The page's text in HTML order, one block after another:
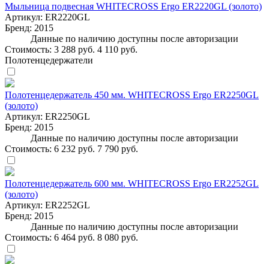
Мыльница подвесная WHITECROSS Ergo ER2220GL (золото)
Артикул: ER2220GL
Бренд: 2015
Данные по наличию доступны после авторизации
Стоимость: 3 288 руб. 4 110 руб.
Полотенцедержатели
Полотенцедержатель 450 мм. WHITECROSS Ergo ER2250GL
(золото)
Артикул: ER2250GL
Бренд: 2015
Данные по наличию доступны после авторизации
Стоимость: 6 232 руб. 7 790 руб.
Полотенцедержатель 600 мм. WHITECROSS Ergo ER2252GL
(золото)
Артикул: ER2252GL
Бренд: 2015
Данные по наличию доступны после авторизации
Стоимость: 6 464 руб. 8 080 руб.